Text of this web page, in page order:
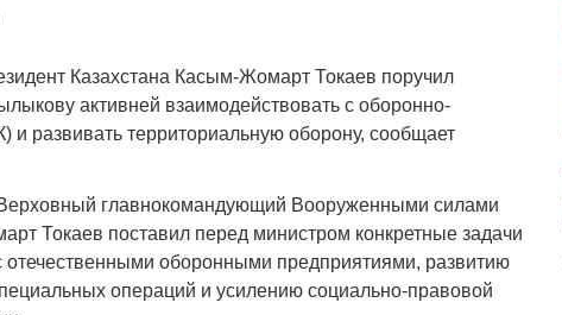
Казахстана Касым-Жомарт Токаев поручил
активней взаимодействовать с оборонно-
развивать территориальную оборону, сообщает
главнокомандующий Вооруженными силами
Токаев поставил перед министром конкретные задачи
отечественными оборонными предприятиями, развитию
операций и усилению социально-правовой
Народ выбрал свет
Странная забастовка в
мошенниками
30.10.2024 14:00 28888